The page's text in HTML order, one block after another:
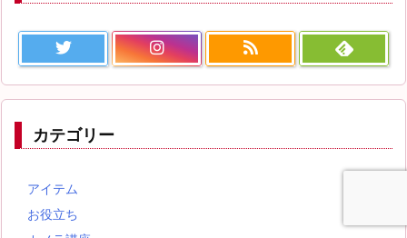
カテゴリー
アイテム
お役立ち